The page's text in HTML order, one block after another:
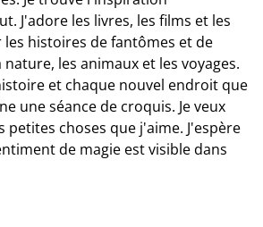
J'adore les livres, les films et les
histoires de fantômes et de
nature, les animaux et les voyages.
et chaque nouvel endroit que
une séance de croquis. Je veux
choses que j'aime. J'espère
de magie est visible dans